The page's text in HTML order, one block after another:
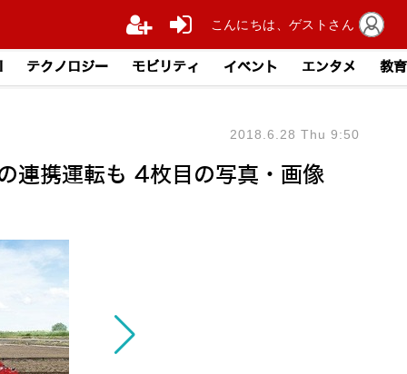
テクノロジー モビリティ イベント エンタメ 教育
連携運転も 4枚目の写真・画像
2018.6.28 Thu 9:50
こんにちは、ゲストさん